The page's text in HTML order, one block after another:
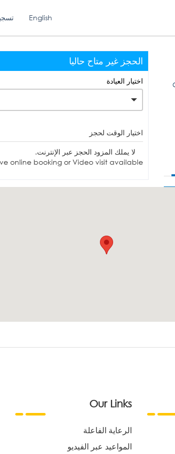
English
الحجز غير متاح حاليا
اختيار العيادة
اختيار الوقت لحجز
لا يملك المزود الحجز عبر الإنترنت.
online booking or Video visit available.
Our Links
الرعاية الفاعلة
المواعيد عبر الفيديو